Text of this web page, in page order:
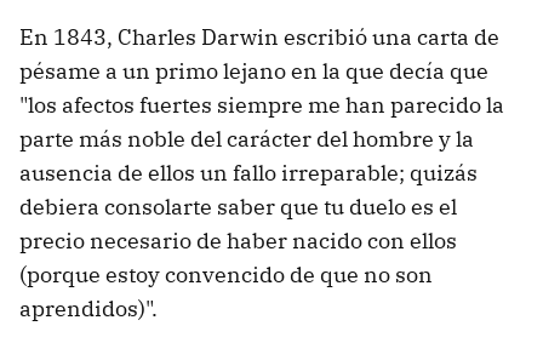
En 1843, Charles Darwin escribió una carta de
pésame a un primo lejano en la que decía que
"los afectos fuertes siempre me han parecido la
parte más noble del carácter del hombre y la
ausencia de ellos un fallo irreparable; quizás
debiera consolarte saber que tu duelo es el
precio necesario de haber nacido con ellos
(porque estoy convencido de que no son
aprendidos)".